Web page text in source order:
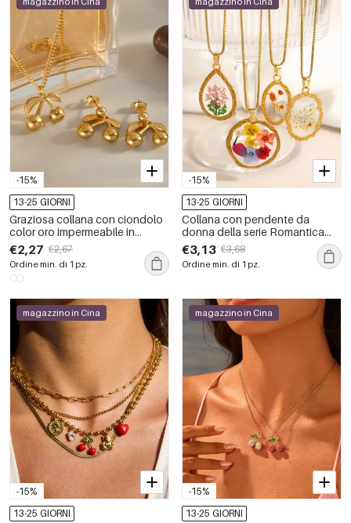
-15%
13-25 GIORNI
Graziosa collana con ciondolo
color oro impermeabile in
acciaio inossidabile a forma di
ciliegia
€2,27 €2,67
Ordine min. di 1 pz.
-15%
13-25 GIORNI
Collana con pendente da
donna della serie Romantica
Sweet Flower dalla forma
irregolare, in acciaio
inossidabile impermeabile color
€3,13 €3,68
Ordine min. di 1 pz.
-15%
magazzino in Cina
13-25 GIORNI
-15%
magazzino in Cina
13-25 GIORNI